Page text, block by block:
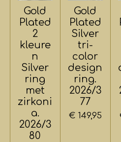
Gold
Plated
2
kleure
n
Silver
ring
met
zirkoni
a.
2026/3
80
Gold
Plated
Silver
tri-
color
design
ring.
2026/3
77
€ 149,95